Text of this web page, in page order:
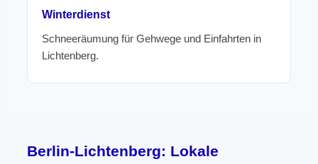
Winterdienst
Schneeräumung für Gehwege und Einfahrten in
Lichtenberg.
Berlin-Lichtenberg: Lokale